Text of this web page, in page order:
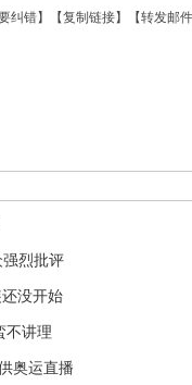
纠错】【复制链接】【转发邮件
烈批评
没开始
不讲理
奥运直播